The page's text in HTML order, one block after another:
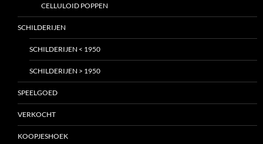
CELLULOID POPPEN
SCHILDERIJEN
SCHILDERIJEN < 1950
SCHILDERIJEN > 1950
SPEELGOED
VERKOCHT
KOOPJESHOEK